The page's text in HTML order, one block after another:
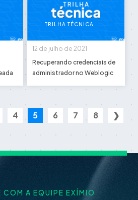
TRILHA TÉCNICA
12 de julho de 2021
Recuperando credenciais de
administrador no Weblogic
4 5 6 7 8 ❯
COM A EQUIPE EXÍMIO